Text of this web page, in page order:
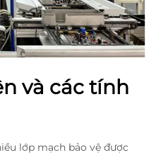
và các tính
lớp mạch bảo vệ được